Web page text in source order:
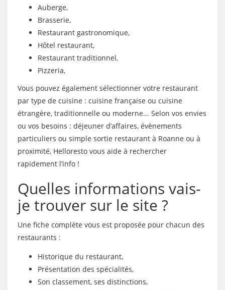
Auberge,
Brasserie,
Restaurant gastronomique,
Hôtel restaurant,
Restaurant traditionnel,
Pizzeria,
Vous pouvez également sélectionner votre restaurant
par type de cuisine : cuisine française ou cuisine
étrangère, traditionnelle ou moderne... Selon vos envies
ou vos besoins : déjeuner d’affaires, évènements
particuliers ou simple sortie restaurant à Roanne ou à
proximité, Helloresto vous aide à rechercher
rapidement l’info !
Quelles informations vais-
je trouver sur le site ?
Une fiche complète vous est proposée pour chacun des
restaurants :
Historique du restaurant,
Présentation des spécialités,
Son classement, ses distinctions,